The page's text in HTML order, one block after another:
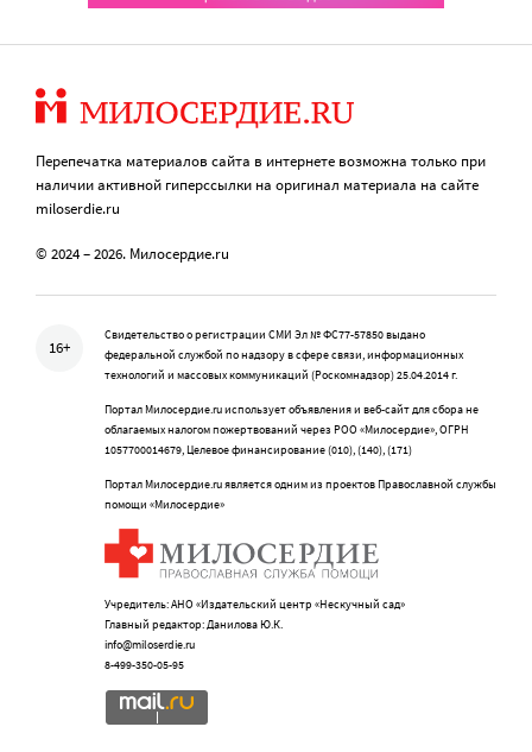
Перепечатка материалов сайта в интернете возможна только при
наличии активной гиперссылки на оригинал материала на сайте
miloserdie.ru
© 2024 – 2026. Милосердие.ru
16+
Свидетельство о регистрации СМИ Эл № ФС77-57850 выдано
федеральной службой по надзору в сфере связи, информационных
технологий и массовых коммуникаций (Роскомнадзор) 25.04.2014 г.
Портал Милосердие.ru использует объявления и веб-сайт для сбора не
облагаемых налогом пожертвований через РОО «Милосердие», ОГРН
1057700014679, Целевое финансирование (010), (140), (171)
Портал Милосердие.ru является одним из проектов Православной службы
помощи «Милосердие»
Учредитель: АНО «Издательский центр «Нескучный сад»
Главный редактор: Данилова Ю.К.
info@miloserdie.ru
8-499-350-05-95